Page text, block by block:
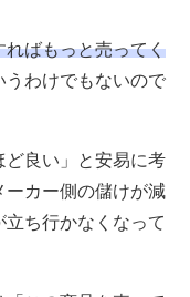
ればもっと売ってく
うわけでもないので
ど良い」と安易に考
ーカー側の儲けが減
ち行かなくなって